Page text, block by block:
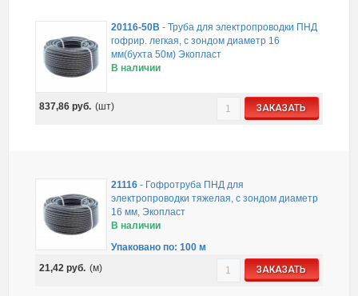
20116-50B -Труба для электропроводки ПНД
гофрир. легкая, с зондом диаметр 16
мм(бухта 50м) Экопласт
В наличии
837,86руб. (шт) ЗАКАЗАТЬ
21116 - Гофротруба ПНД для
электропроводки тяжелая, с зондом диаметр
16 мм, Экопласт
В наличии
Упаковано по: 100 м
21,42руб. (м) ЗАКАЗАТЬ